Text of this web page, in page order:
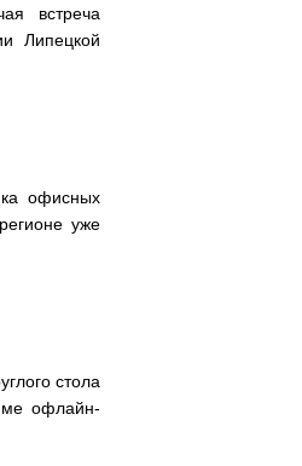
встреча
Липецкой
офисных
уже
стола
офлайн-